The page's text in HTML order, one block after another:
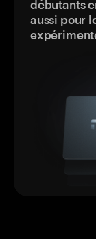
débutants
aussi pour